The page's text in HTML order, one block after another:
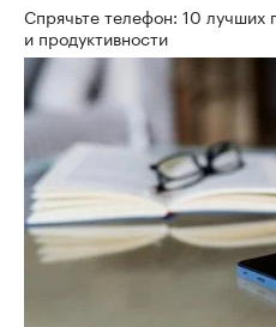
Спрячьте телефон: 10 лучших
и продуктивности